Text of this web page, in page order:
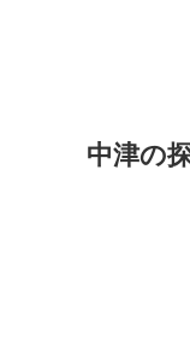
中津の